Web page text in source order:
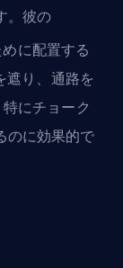
。彼の
に配置する
り、通路を
にチョーク
のに効果的で